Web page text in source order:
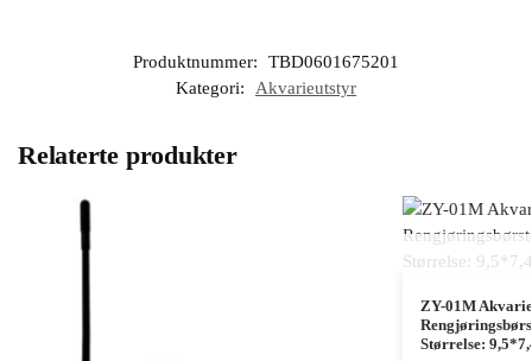
Produktnummer:
TBD0601675201
Kategori:
Akvarieutstyr
Relaterte produkter
ZY-01M
Størrelse: